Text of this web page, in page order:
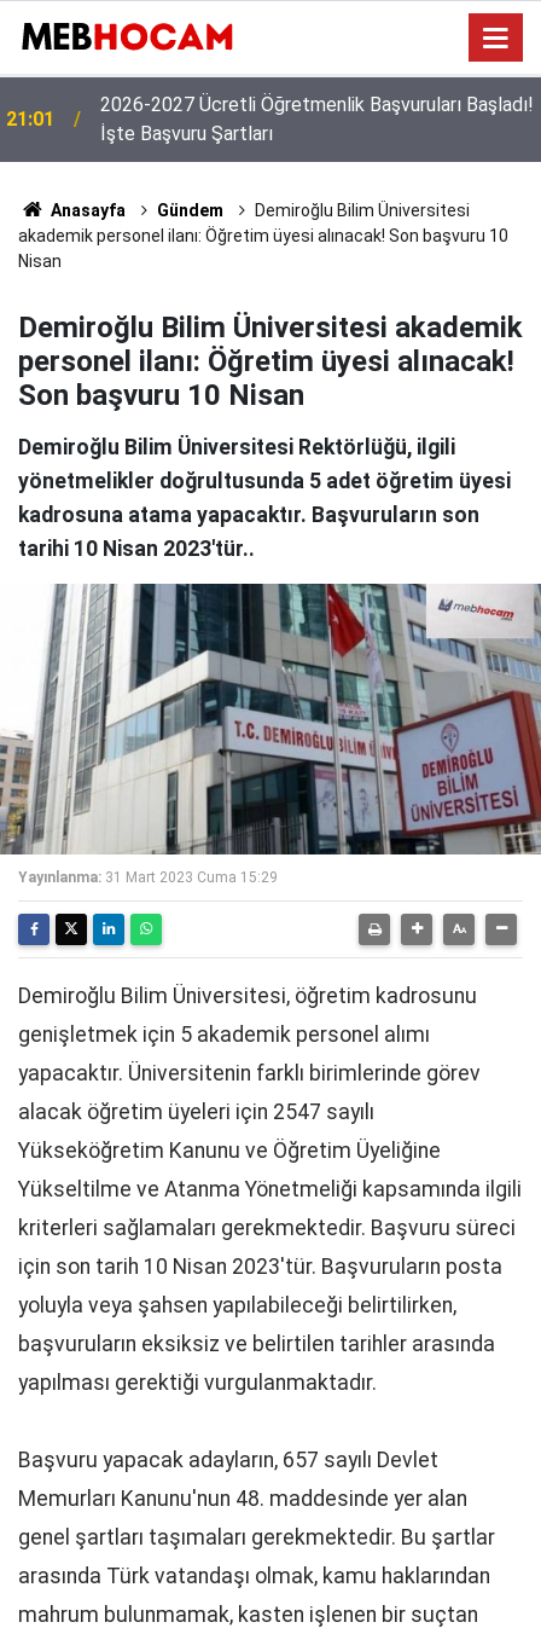
19:02 MEB'den Yeni Ücretli Öğretmen Açıklaması
Anasayfa Gündem
Demiroğlu Bilim Üniversitesi
akademik personel ilanı: Öğretim üyesi alınacak! Son başvuru 10
Nisan
Demiroğlu Bilim Üniversitesi akademik
personel ilanı: Öğretim üyesi alınacak!
Son başvuru 10 Nisan
Demiroğlu Bilim Üniversitesi Rektörlüğü, ilgili
yönetmelikler doğrultusunda 5 adet öğretim üyesi
kadrosuna atama yapacaktır. Başvuruların son
tarihi 10 Nisan 2023'tür..
Yayınlanma: 31 Mart 2023 Cuma 15:29
Demiroğlu Bilim Üniversitesi, öğretim kadrosunu
genişletmek için 5 akademik personel alımı
yapacaktır. Üniversitenin farklı birimlerinde görev
alacak öğretim üyeleri için 2547 sayılı
Yükseköğretim Kanunu ve Öğretim Üyeliğine
Yükseltilme ve Atanma Yönetmeliği kapsamında ilgili
kriterleri sağlamaları gerekmektedir. Başvuru süreci
için son tarih 10 Nisan 2023'tür. Başvuruların posta
yoluyla veya şahsen yapılabileceği belirtilirken,
başvuruların eksiksiz ve belirtilen tarihler arasında
yapılması gerektiği vurgulanmaktadır.
Başvuru yapacak adayların, 657 sayılı Devlet
Memurları Kanunu'nun 48. maddesinde yer alan
genel şartları taşımaları gerekmektedir. Bu şartlar
arasında Türk vatandaşı olmak, kamu haklarından
mahrum bulunmamak, kasten işlenen bir suçtan